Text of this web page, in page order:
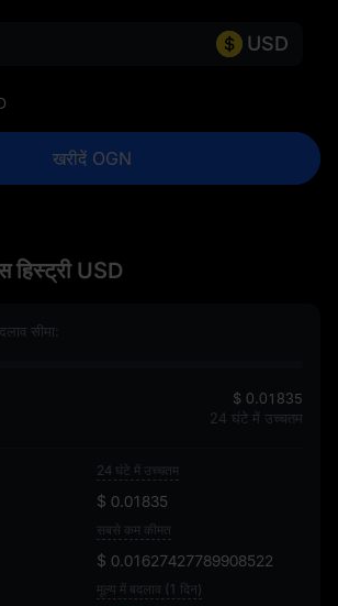
USD
खरीदें OGN
हिस्ट्री USD
सीमा:
$ 0.01835
24 घंटे में उच्चतम
24 घंटे में उच्चतम
$ 0.01835
सबसे कम कीमत
$ 0.01627427789908522
मूल्य में बदलाव (1 दिन)